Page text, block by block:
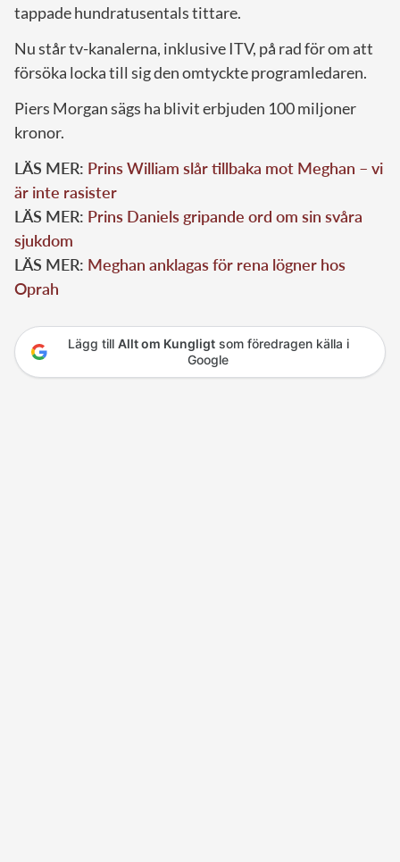
tappade hundratusentals tittare.
Nu står tv-kanalerna, inklusive ITV, på rad för om att
försöka locka till sig den omtyckte programledaren.
Piers Morgan sägs ha blivit erbjuden 100 miljoner
kronor.
LÄS MER: Prins William slår tillbaka mot Meghan – vi
är inte rasister
LÄS MER: Prins Daniels gripande ord om sin svåra
sjukdom
LÄS MER: Meghan anklagas för rena lögner hos
Oprah
Lägg till Allt om Kungligtsom föredragen källa i
Google